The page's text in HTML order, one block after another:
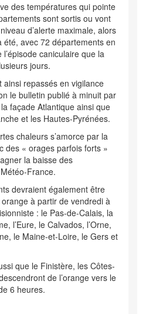
des températures qui pointe
sont sortis ou vont
d’alerte maximale, alors
avec 72 départements en
caniculaire que la
jours.
repassés en vigilance
le bulletin publié à minuit par
façade Atlantique ainsi que
et les Hautes-Pyrénées.
chaleurs s’amorce par la
des « orages parfois forts »
la baisse des
France.
devraient également être
à partir de vendredi à
: le Pas-de-Calais, la
l’Eure, le Calvados, l’Orne,
le Maine-et-Loire, le Gers et
que le Finistère, les Côtes-
de l’orange vers le
6 heures.